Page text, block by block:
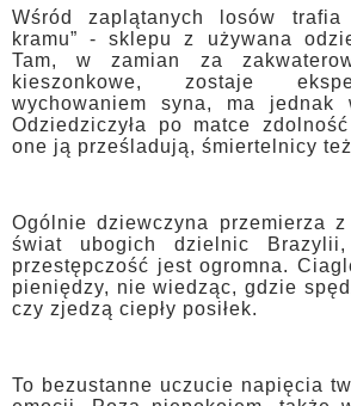
Wśród zaplątanych losów trafia
kramu” - sklepu z używana
Tam, w zamian za
kieszonkowe, zostaje
wychowaniem syna, ma jednak
Odziedziczyła po matce
one ją prześladują, śmiertelnicy
Ogólnie dziewczyna przemierza
świat ubogich dzielnic
przestępczość jest ogromna.
pieniędzy, nie wiedząc, gdzie
czy zjedzą ciepły posiłek.
To bezustanne uczucie napięcia